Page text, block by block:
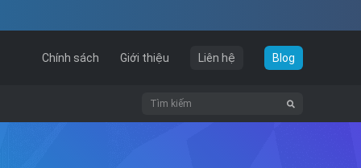
Chính sách Giới thiệu Liên hệ Blog